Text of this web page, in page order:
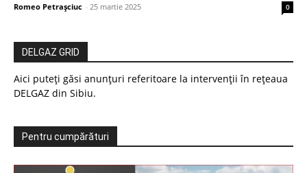
Romeo Petrașciuc - 25 martie 2025 0
DELGAZ GRID
Aici puteți găsi anunțuri referitoare la intervenții în rețeaua
DELGAZ din Sibiu.
Pentru cumpărături